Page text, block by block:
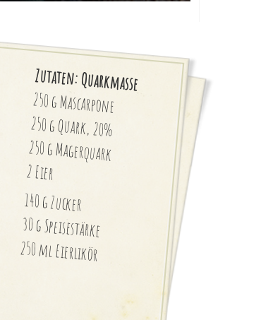
Zutaten: Quarkmasse
250 g Mascarpone
250 g Quark, 20%
250 g Magerquark
2 Eier
140 g Zucker
30 g Speisestärke
250 ml Eierlikör